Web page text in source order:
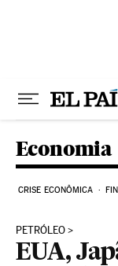
Economia
CRISE ECONÔMICA
PETRÓLEO
EUA,